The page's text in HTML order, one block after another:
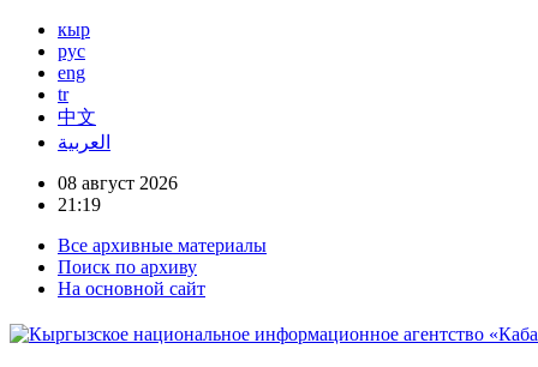
кыр
рус
eng
tr
中文
العربية
08 август 2026
21:19
Все архивные материалы
Поиск по архиву
На основной сайт